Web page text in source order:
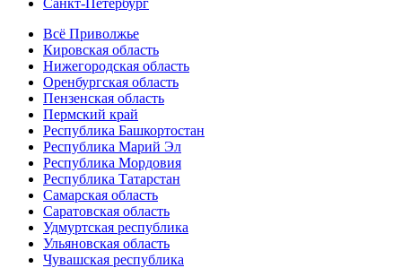
Санкт-Петербург
Всё Приволжье
Кировская область
Нижегородская область
Оренбургская область
Пензенская область
Пермский край
Республика Башкортостан
Республика Марий Эл
Республика Мордовия
Республика Татарстан
Самарская область
Саратовская область
Удмуртская республика
Ульяновская область
Чувашская республика